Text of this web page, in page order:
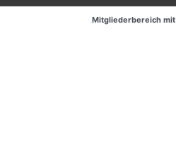
Mitgliederbereich mit